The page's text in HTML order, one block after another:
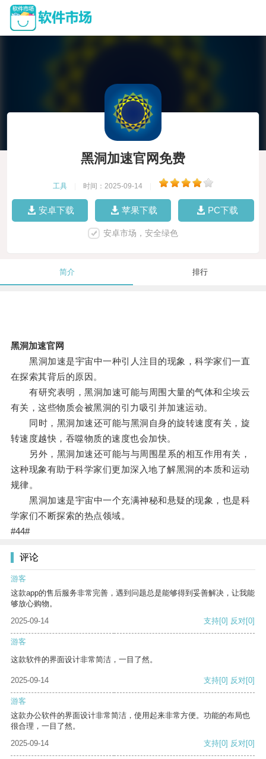
黑洞加速官网免费
工具 时间：2025-09-14
安卓下载 苹果下载 PC下载
安卓市场，安全绿色
简介 排行
黑洞加速官网
黑洞加速是宇宙中一种引人注目的现象，科学家们一直
在探索其背后的原因。
有研究表明，黑洞加速可能与周围大量的气体和尘埃云
有关，这些物质会被黑洞的引力吸引并加速运动。
同时，黑洞加速还可能与黑洞自身的旋转速度有关，旋
转速度越快，吞噬物质的速度也会加快。
另外，黑洞加速还可能与与周围星系的相互作用有关，
这种现象有助于科学家们更加深入地了解黑洞的本质和运动
规律。
黑洞加速是宇宙中一个充满神秘和悬疑的现象，也是科
学家们不断探索的热点领域。
#44#
评论
游客
这款app的售后服务非常完善，遇到问题总是能够得到妥善解决，让我能
够放心购物。
2025-09-14
支持[0] 反对[0]
游客
这款软件的界面设计非常简洁，一目了然。
2025-09-14 支持[0] 反对[0]
游客
这款办公软件的界面设计非常简洁，使用起来非常方便。功能的布局也
很合理，一目了然。
2025-09-14
支持[0] 反对[0]